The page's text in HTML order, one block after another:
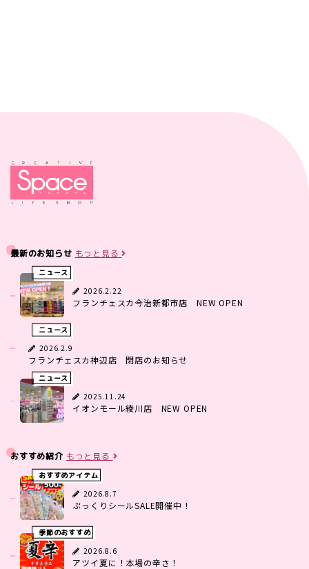
最新のお知らせ もっと見る
ニュース
2026.2.22
フランチェスカ今治新都市店 NEW OPEN
ニュース
2026.2.9
フランチェスカ神辺店 閉店のお知らせ
ニュース
2025.11.24
イオンモール綾川店 NEW OPEN
おすすめ紹介 もっと見る
おすすめアイテム
2026.8.7
ぷっくりシールSALE開催中！
季節のおすすめ
2026.8.6
アツイ夏に！本場の辛さ！